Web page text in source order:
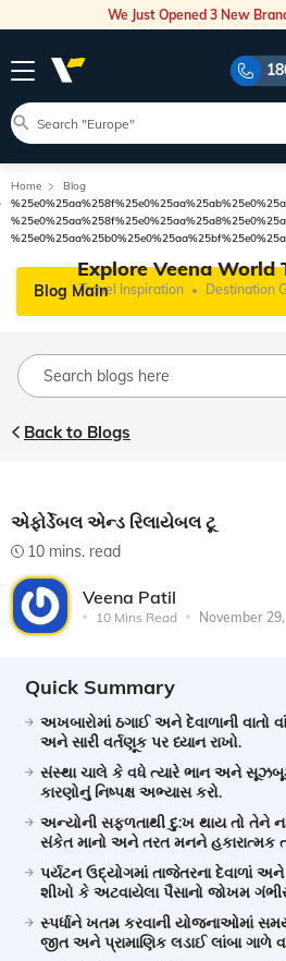
We Just Opened 3 New
Home
Blog
Explore Veena World
Travel Inspiration Destination
Blog Main
Back to Blogs
એફોર્ડેબલ એન્ડ રિલાયેબલ ટૂ
10 mins. read
Veena Patil
10 Mins Read November
Quick Summary
અખબારોમાં ઠગાઈ અને દેવાળાની વાતો
અને સારી વર્તણૂક પર ધ્યાન રાખો.
સંસ્થા ચાલે કે વધે ત્યારે ભાન અને
કારણોનું નિષ્પક્ષ અભ્યાસ કરો.
અન્યોની સફળતાથી દુ:ખ થાય તો તેને
સંકેત માનો અને તરત મનને હકારાત્મક
પર્યટન ઉદ્યોગમાં તાજેતરના દેવાળાં
શીખો કે અટવાયેલા પૈસાનો જોખમ
સ્પર્ધાને ખતમ કરવાની યોજનાઓમાં
જીત અને પ્રામાણિક લડાઈ લાંબા ગાળે